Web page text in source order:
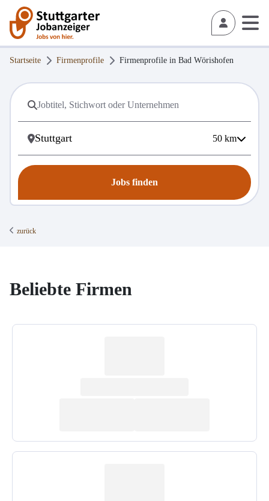
Startseite Firmenprofile Firmenprofile in Bad Wörishofen
50 km
Jobs finden
zurück
Beliebte Firmen